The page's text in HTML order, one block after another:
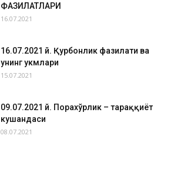
ФАЗИЛАТЛАРИ
16.07.2021
16.07.2021 й. Қурбонлик фазилати ва
унинг ҳукмлари
15.07.2021
09.07.2021 й. Порахўрлик – тараққиёт
кушандаси
08.07.2021